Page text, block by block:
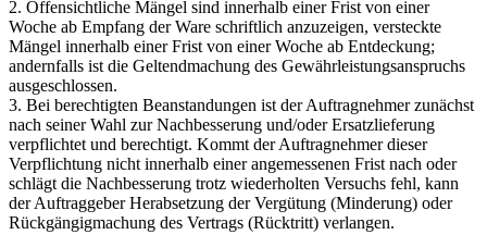
2. Offensichtliche Mängel sind innerhalb einer Frist von einer
Woche ab Empfang der Ware schriftlich anzuzeigen, versteckte
Mängel innerhalb einer Frist von einer Woche ab Entdeckung;
andernfalls ist die Geltendmachung des Gewährleistungsanspruchs
ausgeschlossen.
3. Bei berechtigten Beanstandungen ist der Auftragnehmer zunächst
nach seiner Wahl zur Nachbesserung und/oder Ersatzlieferung
verpflichtet und berechtigt. Kommt der Auftragnehmer dieser
Verpflichtung nicht innerhalb einer angemessenen Frist nach oder
schlägt die Nachbesserung trotz wiederholten Versuchs fehl, kann
der Auftraggeber Herabsetzung der Vergütung (Minderung) oder
Rückgängigmachung des Vertrags (Rücktritt) verlangen.